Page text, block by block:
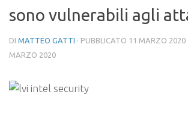
sono vulnerabili agli
DI MATTEO GATTI · PUBBLICATO 11 MARZO 2020
MARZO 2020